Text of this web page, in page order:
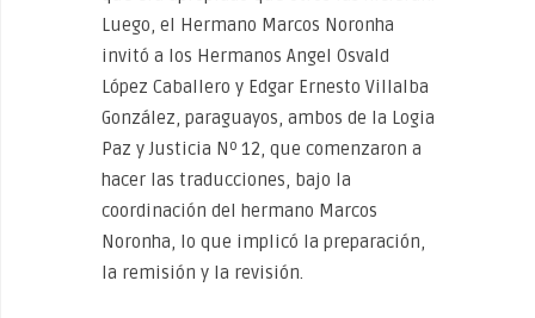
Luego, el Hermano Marcos Noronha
invitó a los Hermanos Angel Osvald
López Caballero y Edgar Ernesto Villalba
González, paraguayos, ambos de la Logia
Paz y Justicia Nº 12, que comenzaron a
hacer las traducciones, bajo la
coordinación del hermano Marcos
Noronha, lo que implicó la preparación,
la remisión y la revisión.